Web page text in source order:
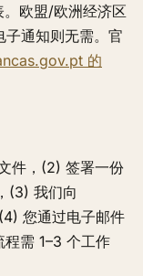
欧盟/欧洲经济区
通知则无需。官
的
件，(2) 签署一份
(3) 我们向
您通过电子邮件
需 1–3 个工作